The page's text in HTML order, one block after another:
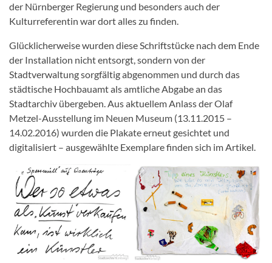
der Nürnberger Regierung und besonders auch der
Kulturreferentin war dort alles zu finden.
Glücklicherweise wurden diese Schriftstücke nach dem Ende
der Installation nicht entsorgt, sondern von der
Stadtverwaltung sorgfältig abgenommen und durch das
städtische Hochbauamt als amtliche Abgabe an das
Stadtarchiv übergeben. Aus aktuellem Anlass der Olaf
Metzel-Ausstellung im Neuen Museum (13.11.2015 –
14.02.2016) wurden die Plakate erneut gesichtet und
digitalisiert – ausgewählte Exemplare finden sich im Artikel.